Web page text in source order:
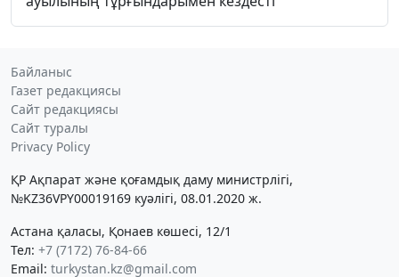
Байланыс
Газет редакциясы
Сайт редакциясы
Сайт туралы
Privacy Policy
ҚР Ақпарат және қоғамдық даму министрлігі,
№KZ36VPY00019169 куәлігі, 08.01.2020 ж.
Астана қаласы, Қонаев көшесі, 12/1
Тел: +7 (7172) 76-84-66
Email: turkystan.kz@gmail.com